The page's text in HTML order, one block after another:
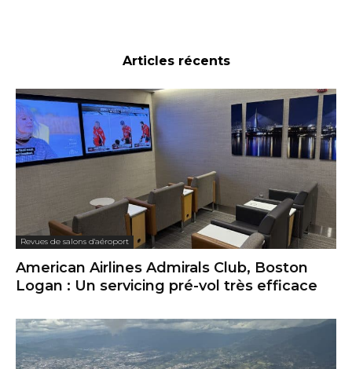
Articles récents
Revues de salons d'aéroport
American Airlines Admirals Club, Boston
Logan : Un servicing pré-vol très efficace